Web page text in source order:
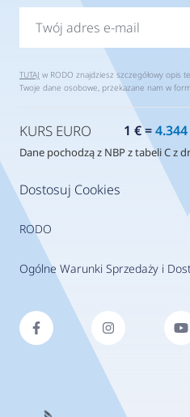
Dostosuj Cookies
RODO
Ogólne Warunki Sprzedaży i
TUTAJ w RODO znajdziesz szczegółowy opis
Twoje dane osobowe, przekazane nam w
KURS EURO 1 € =
Dane pochodzą z NBP z tabeli C z